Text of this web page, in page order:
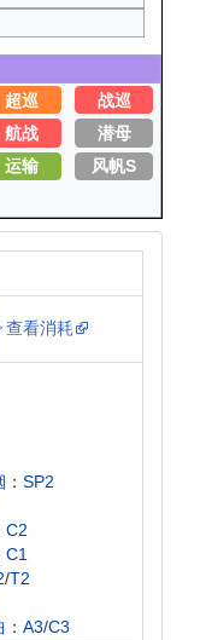
超巡
战巡
航战
潜母
运输
风帆S
看消耗
： SP2
C2
C1
/T2
： A3/C3